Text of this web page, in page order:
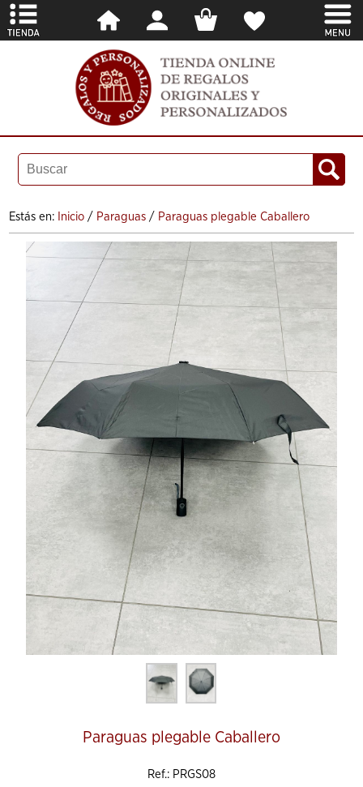
Estás en: Inicio / Paraguas / Paraguas plegable Caballero
Paraguas plegable Caballero
Ref.: PRGS08